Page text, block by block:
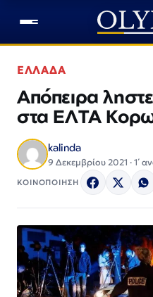
ΕΛΛΑΔΑ
Απόπειρα
στα ΕΛΤΑ
kalinda
9 Δεκεμβρίου 2021 · 1΄
ΚΟΙΝΟΠΟΙΗΣΗ